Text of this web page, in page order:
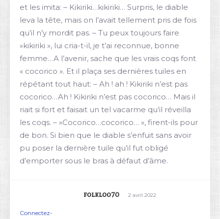
et les imita: – Kikiriki…kikiriki… Surpris, le diable
leva la tête, mais on l’avait tellement pris de fois
qu’il n’y mordit pas. – Tu peux toujours faire
»kikiriki », lui cria-t-il, je t’ai reconnue, bonne
femme…A l’avenir, sache que les vrais coqs font
« cocorico ». Et il plaça ses dernières tuiles en
répétant tout haut: – Ah ! ah ! Kikiriki n’est pas
cocorico…Ah ! Kikiriki n’est pas cocorico… Mais il
riait si fort et faisait un tel vacarme qu’il réveilla
les coqs. – »Cocorico…cocorico… », firent-ils pour
de bon. Si bien que le diable s’enfuit sans avoir
pu poser la dernière tuile qu’il fut obligé
d’emporter sous le bras à défaut d’âme.
folkloo70 2 avril 2022
Connectez-